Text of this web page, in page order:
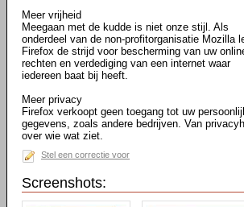
Meer vrijheid
Meegaan met de kudde is niet onze stijl. Als
onderdeel van de non-profitorganisatie Mozilla
Firefox de strijd voor bescherming van uw
rechten en verdediging van een internet waar
iedereen baat bij heeft.
Meer privacy
Firefox verkoopt geen toegang tot uw
gegevens, zoals andere bedrijven. Van
over wie wat ziet.
Stel een correctie voor
Screenshots: